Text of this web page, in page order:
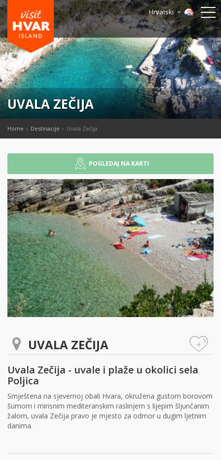
Hrvatski
UVALA ZEČIJA
Home Destinacije Uvala Zečija
POGLEDAJ NA KARTI
UVALA ZEČIJA +
Uvala Zečija - uvale i plaže u okolici sela
Poljica
Smještena na sjevernoj obali Hvara, okružena gustom borovom
šumom i mirisnim mediteranskim raslinjem s lijepim šljunčanim
žalom, uvala Zečija pravo je mjesto za odmor u dugim ljetnim
danima.